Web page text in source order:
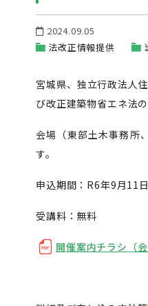
2024.09.05
法改正情報提供
宮城県、独立行政法人
び改正建築物省エネ法
会場（東部土木事務所
す。
申込期間：R6年9月11
受講料：無料
開催案内チラシ（